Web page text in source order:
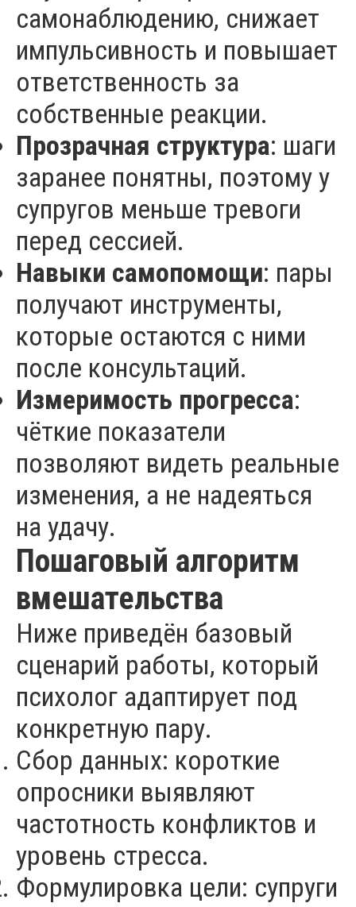
самонаблюдению, снижает
импульсивность и повышает
ответственность за
собственные реакции.
Прозрачная структура: шаги
заранее понятны, поэтому у
супругов меньше тревоги
перед сессией.
Навыки самопомощи: пары
получают инструменты,
которые остаются с ними
после консультаций.
Измеримость прогресса:
чёткие показатели
позволяют видеть реальные
изменения, а не надеяться
на удачу.
Пошаговый алгоритм
вмешательства
Ниже приведён базовый
сценарий работы, который
психолог адаптирует под
конкретную пару.
Сбор данных: короткие
опросники выявляют
частотность конфликтов и
уровень стресса.
Формулировка цели: супруги